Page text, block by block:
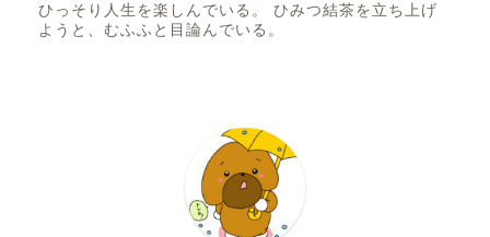
ひっそり人生を楽しんでいる。 ひみつ結茶を立ち上げ
ようと、むふふと目論んでいる。